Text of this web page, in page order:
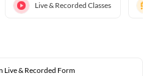
Live & Recorded Classes
Live & Recorded Form